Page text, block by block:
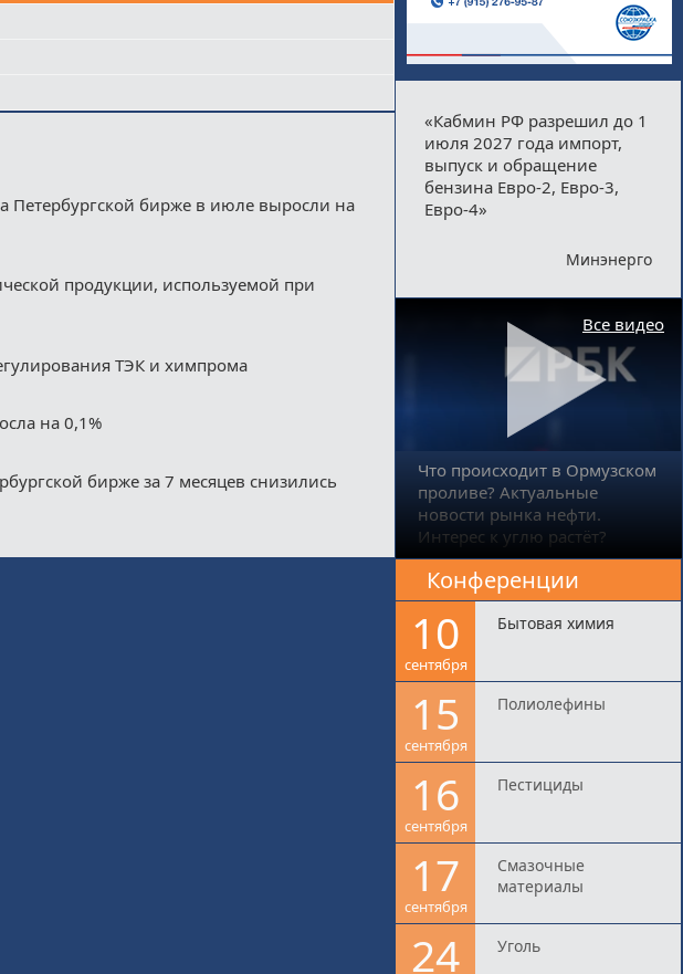
Петербургской бирже в июле выросли на
продукции, используемой при
ТЭК и химпрома
на 0,1%
бирже за 7 месяцев снизились
«Кабмин РФ разрешил до 1
июля 2027 года импорт,
выпуск и обращение
бензина Евро-2, Евро-3,
Евро-4»
Минэнерго
Что происходит в Ормузском
проливе? Актуальные
новости рынка нефти.
Интерес к углю растёт?
Все видео
Конференции
10
сентября
Бытовая химия
15
сентября
Полиолефины
16
сентября
Пестициды
17
сентября
Смазочные
материалы
24 Уголь